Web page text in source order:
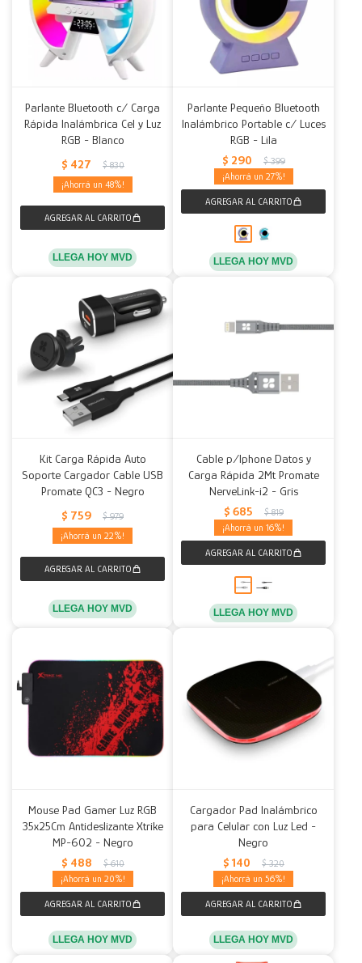
Parlante Bluetooth c/ Carga
Rápida Inalámbrica Cel y Luz
RGB - Blanco
$ 427 $ 830
48
LLEGA HOY MVD
Parlante Pequeño Bluetooth
Inalámbrico Portable c/ Luces
RGB - Lila
$ 290 $ 399
27
LLEGA HOY MVD
Kit Carga Rápida Auto
Soporte Cargador Cable USB
Promate QC3 - Negro
$ 759 $ 979
22
LLEGA HOY MVD
Cable p/Iphone Datos y
Carga Rápida 2Mt Promate
NerveLink-i2 - Gris
$ 685 $ 819
16
LLEGA HOY MVD
Mouse Pad Gamer Luz RGB
35x25Cm Antideslizante Xtrike
MP-602 - Negro
$ 488 $ 610
20
LLEGA HOY MVD
Cargador Pad Inalámbrico
para Celular con Luz Led -
Negro
$ 140 $ 320
56
LLEGA HOY MVD